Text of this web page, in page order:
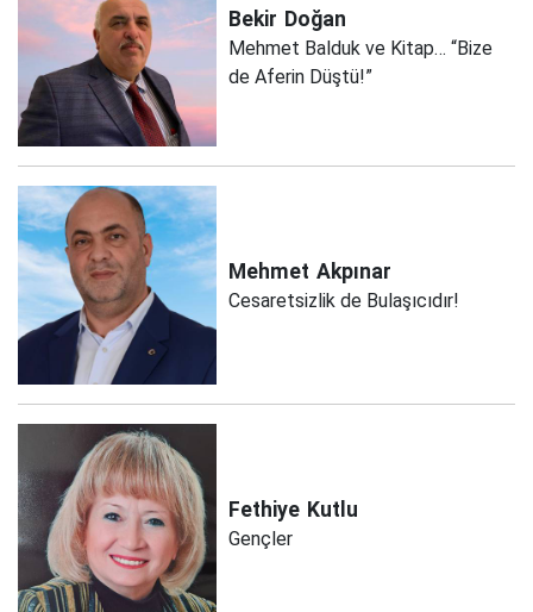
Bekir Doğan
Mehmet Balduk ve Kitap… “Bize
de Aferin Düştü!”
Mehmet Akpınar
Cesaretsizlik de Bulaşıcıdır!
Fethiye Kutlu
Gençler